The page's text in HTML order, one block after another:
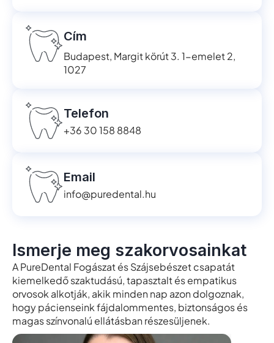
Cím
Budapest, Margit körút 3. 1-emelet 2,
1027
Telefon
+36 30 158 8848
Email
info@puredental.hu
Ismerje meg szakorvosainkat
A PureDental Fogászat és Szájsebészet csapatát
kiemelkedő szaktudású, tapasztalt és empatikus
orvosok alkotják, akik minden nap azon dolgoznak,
hogy pácienseink fájdalommentes, biztonságos és
magas színvonalú ellátásban részesüljenek.